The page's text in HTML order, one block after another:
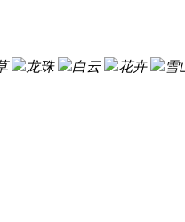
龙珠 白云 花卉
雪